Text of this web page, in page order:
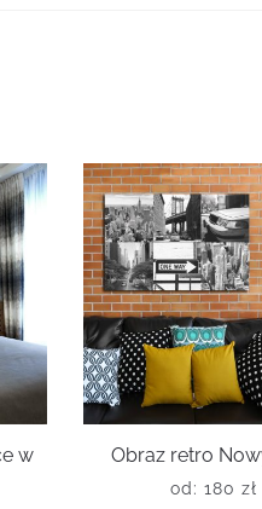
w
Obraz retro
od: 180 zł